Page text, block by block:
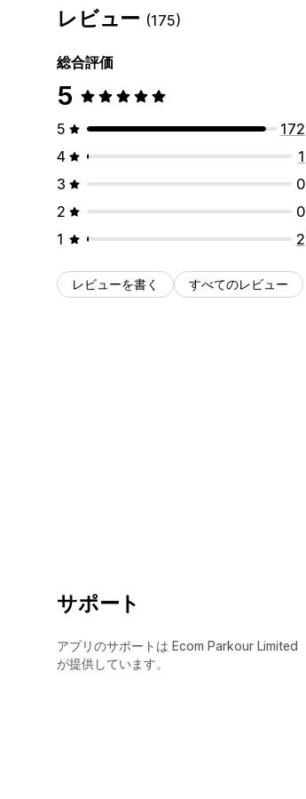
レビュー (175)
総合評価
5
5
172
4
1
3
0
2
0
1
2
レビューを書く すべてのレビュー
サポート
アプリのサポートは Ecom Parkour Limited
が提供しています。